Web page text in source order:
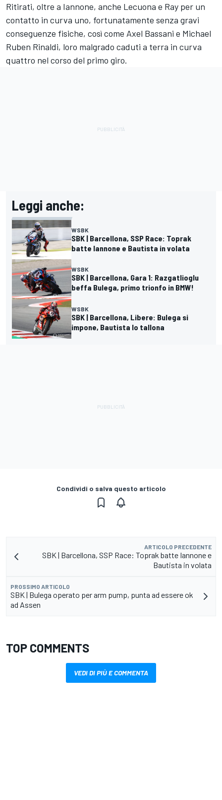
Ritirati, oltre a Iannone, anche Lecuona e Ray per un
contatto in curva uno, fortunatamente senza gravi
conseguenze fisiche, così come Axel Bassani e Michael
Ruben Rinaldi, loro malgrado caduti a terra in curva
quattro nel corso del primo giro.
Leggi anche:
WSBK
SBK | Barcellona, SSP Race: Toprak
batte Iannone e Bautista in volata
WSBK
SBK | Barcellona, Gara 1: Razgatlioglu
beffa Bulega, primo trionfo in BMW!
WSBK
SBK | Barcellona, Libere: Bulega si
impone, Bautista lo tallona
Condividi o salva questo articolo
ARTICOLO PRECEDENTE
SBK | Barcellona, SSP Race: Toprak batte Iannone e
Bautista in volata
PROSSIMO ARTICOLO
SBK | Bulega operato per arm pump, punta ad essere ok
ad Assen
TOP COMMENTS
VEDI DI PIÙ E COMMENTA